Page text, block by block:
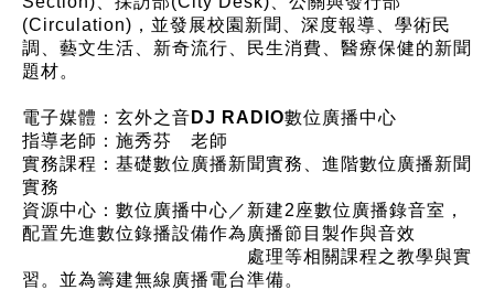
(Circulation)，並發展校園新聞、深度報導、學術民
調、藝文生活、新奇流行、民生消費、醫療保健的新聞
題材。
電子媒體：玄外之音 DJ RADIO數位廣播中心
指導老師：施秀芬 老師
實務課程：基礎數位廣播新聞實務、進階數位廣播新聞
實務
資源中心：數位廣播中心／新建2座數位廣播錄音室，
配置先進數位錄播設備作為廣播節目製作與音效
處理等相關課程之教學與實
習。並為籌建無線廣播電台準備。